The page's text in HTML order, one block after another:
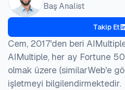
Baş Analist
Takip Et
Cem, 2017'den beri
AIMultiple, her ay Fortune
olmak üzere (similarWeb'e
işletmeyi bilgilendirmektedir.